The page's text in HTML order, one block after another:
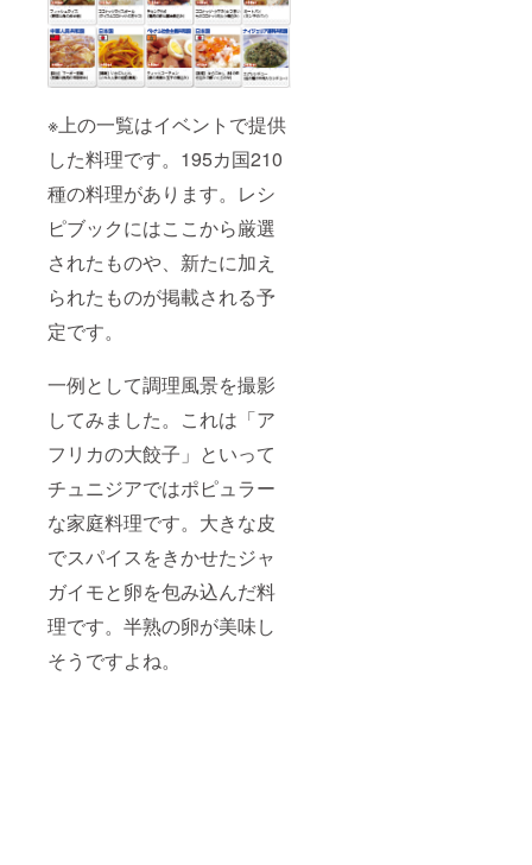
※上の一覧はイベントで提供
した料理です。195カ国210
種の料理があります。レシ
ピブックにはここから厳選
されたものや、新たに加え
られたものが掲載される予
定です。
一例として調理風景を撮影
してみました。これは「ア
フリカの大餃子」といって
チュニジアではポピュラー
な家庭料理です。大きな皮
でスパイスをきかせたジャ
ガイモと卵を包み込んだ料
理です。半熟の卵が美味し
そうですよね。